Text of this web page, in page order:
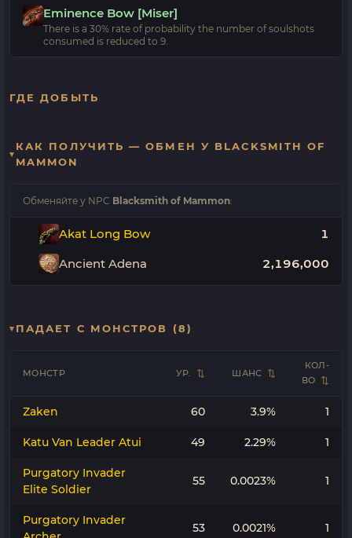
Eminence Bow [Miser]
There is a 30% rate of probability the number of soulshots
consumed is reduced to 9.
ГДЕ ДОБЫТЬ
КАК ПОЛУЧИТЬ — ОБМЕН У BLACKSMITH OF
MAMMON
Обменяйте у NPC Blacksmith of Mammon:
Akat Long Bow 1
Ancient Adena 2,196,000
ПАДАЕТ С МОНСТРОВ (8)
МОНСТР УР. ШАНС
КОЛ-
ВО
Zaken 60 3.9% 1
Katu Van Leader Atui 49 2.29% 1
Purgatory Invader
Elite Soldier
55 0.0023% 1
Purgatory Invader
53 0.0021% 1